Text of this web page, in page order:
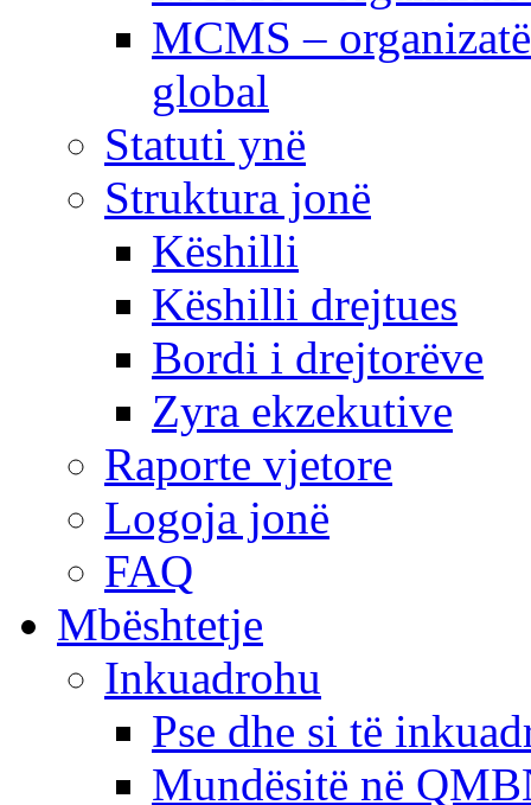
MCMS –
global
Statuti ynë
Struktura jonë
Këshilli
Këshilli drejtues
Bordi i drejtorëve
Zyra ekzekutive
Raporte vjetore
Logoja jonë
FAQ
Mbështetje
Inkuadrohu
Pse dhe si të
Mundësitë në